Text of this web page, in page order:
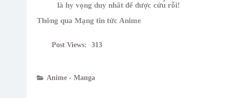
là hy vọng duy nhất để được cứu rỗi!
Thông qua Mạng tin tức Anime
Post Views: 313
Anime - Manga